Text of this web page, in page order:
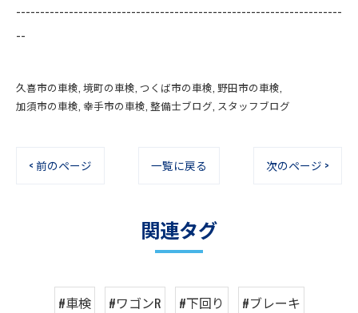
--------------------------------------------------------------------
--
久喜市の車検 境町の車検 つくば市の車検 野田市の車検
加須市の車検 幸手市の車検 整備士ブログ スタッフブログ
< 前のページ 一覧に戻る 次のページ >
関連タグ
#車検 #ワゴンR #下回り
#ブレーキ